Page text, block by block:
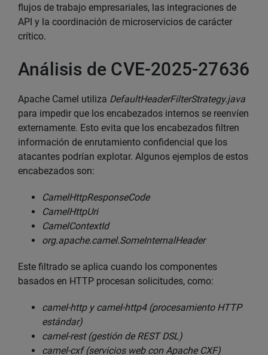
flujos de trabajo empresariales, las integraciones de
API y la coordinación de microservicios de carácter
crítico.
Análisis de CVE-2025-27636
Apache Camel utiliza DefaultHeaderFilterStrategy.java
para impedir que los encabezados internos se reenvíen
externamente. Esto evita que los encabezados filtren
información de enrutamiento confidencial que los
atacantes podrían explotar. Algunos ejemplos de estos
encabezados son:
CamelHttpResponseCode
CamelHttpUri
CamelContextId
org.apache.camel.SomeInternalHeader
Este filtrado se aplica cuando los componentes
basados en HTTP procesan solicitudes, como:
camel-http y camel-http4 (procesamiento HTTP
estándar)
camel-rest (gestión de REST DSL)
camel-cxf (servicios web con Apache CXF)